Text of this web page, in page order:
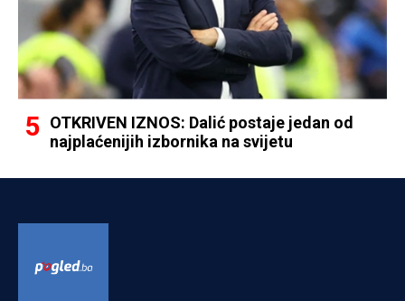
OTKRIVEN IZNOS: Dalić postaje jedan od
najplaćenijih izbornika na svijetu